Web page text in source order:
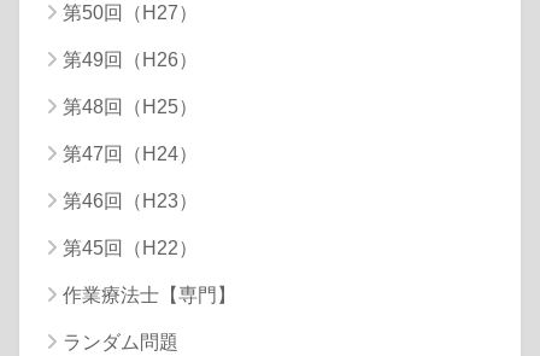
第50回（H27）
第49回（H26）
第48回（H25）
第47回（H24）
第46回（H23）
第45回（H22）
作業療法士【専門】
ランダム問題